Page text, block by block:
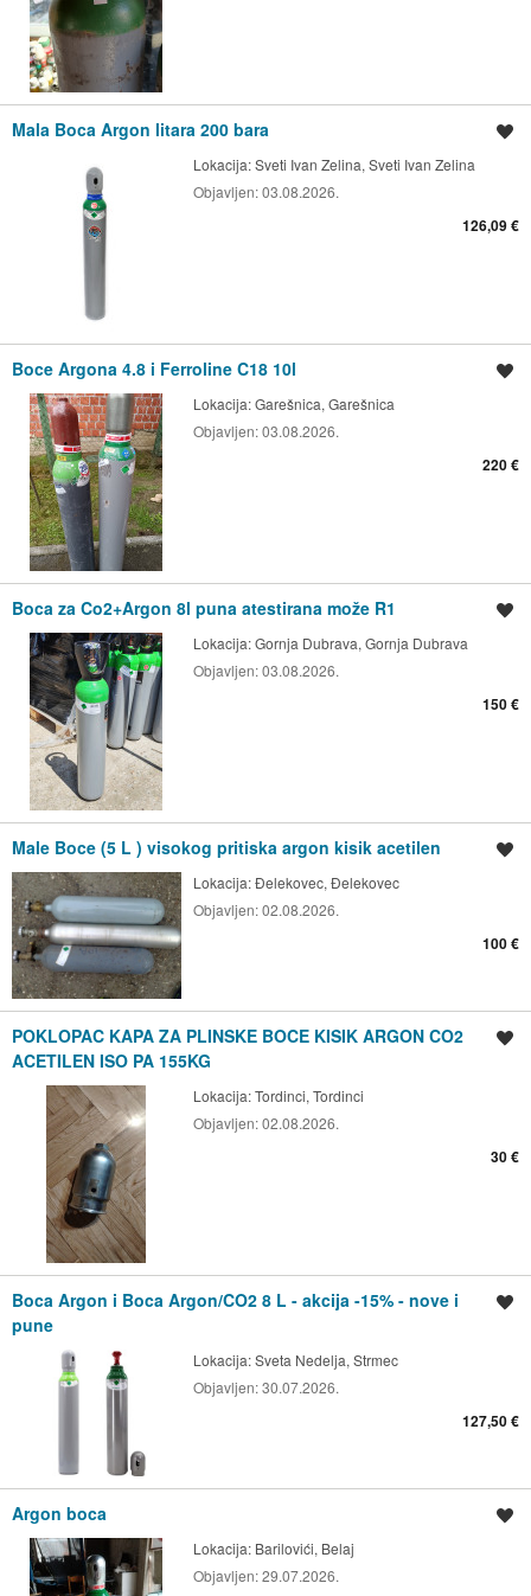
Mala Boca Argon litara 200 bara
Lokacija:Sveti Ivan Zelina, Sveti Ivan Zelina
Objavljen:03.08.2026.
126,09 €
Boce Argona 4.8 i Ferroline C18 10l
Lokacija:Garešnica, Garešnica
Objavljen:03.08.2026.
220 €
Boca za Co2+Argon 8l puna atestirana može R1
Lokacija:Gornja Dubrava, Gornja Dubrava
Objavljen:03.08.2026.
150 €
Male Boce (5 L ) visokog pritiska argon kisik acetilen
Lokacija:Đelekovec, Đelekovec
Objavljen:02.08.2026.
100 €
POKLOPAC KAPA ZA PLINSKE BOCE KISIK ARGON CO2
ACETILEN ISO PA 155KG
Lokacija:Tordinci, Tordinci
Objavljen:02.08.2026.
30 €
Boca Argon i Boca Argon/CO2 8 L - akcija -15% - nove i
pune
Lokacija:Sveta Nedelja, Strmec
Objavljen:30.07.2026.
127,50 €
Argon boca
Lokacija: Barilovići, Belaj
Objavljen:29.07.2026.